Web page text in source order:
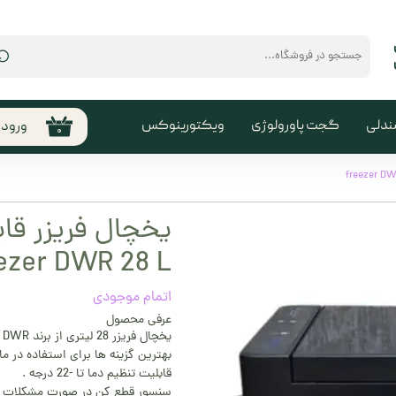
گجت پاورولوژی ویکتورینوکس ۰ ورود
DWR 28 L
اتمام موجودی
عرفی محصول
بهترین گزینه ها برای استفاده
قابلیت تنظیم دما تا -22 درجه .